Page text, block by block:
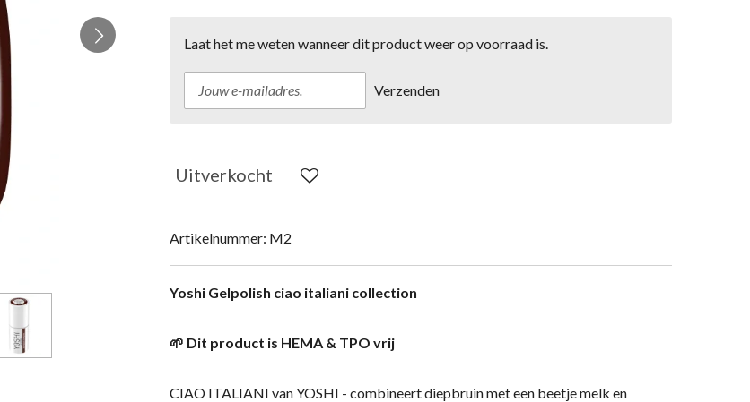
Laat het me weten wanneer dit product weer op voorraad is.
Verzenden
Uitverkocht
Artikelnummer: M2
Yoshi Gelpolish ciao italiani collection
🌱 Dit product is HEMA & TPO vrij
CIAO ITALIANI van YOSHI - combineert diepbruin met een beetje melk en